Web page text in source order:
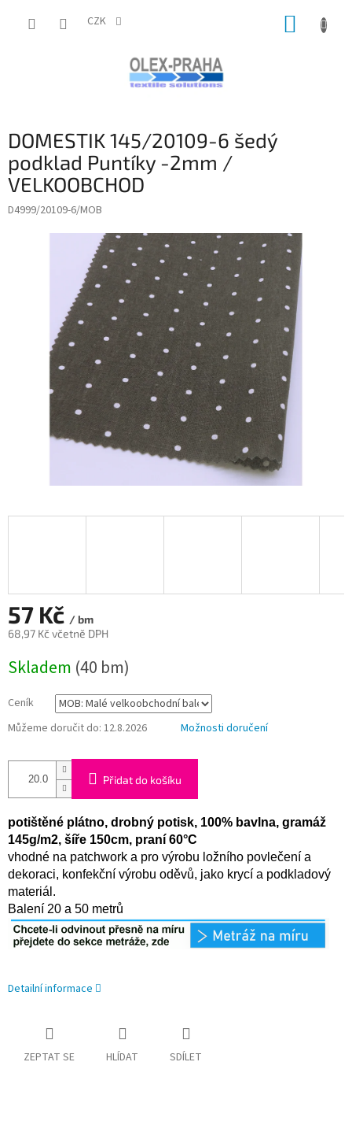
CZK
DOMESTIK 145/20109-6 šedý
podklad Puntíky -2mm /
VELKOOBCHOD
D4999/20109-6/MOB
57 Kč / bm
68,97 Kč včetně DPH
cena:
Skladem (40 bm)
Ceník
Můžeme doručit do: 12.8.2026 Možnosti doručení
Přidat do košíku
potištěné plátno, drobný potisk, 100% bavlna, gramáž
145g/m2, šíře 150cm, praní 60°C
vhodné na patchwork a pro výrobu ložního povlečení a
dekoraci, konfekční výrobu oděvů, jako krycí a podkladový
materiál.
Balení 20 a 50 metrů
Detailní informace
ZEPTAT SE HLÍDAT SDÍLET